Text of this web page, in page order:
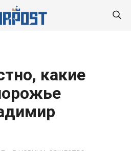
какие